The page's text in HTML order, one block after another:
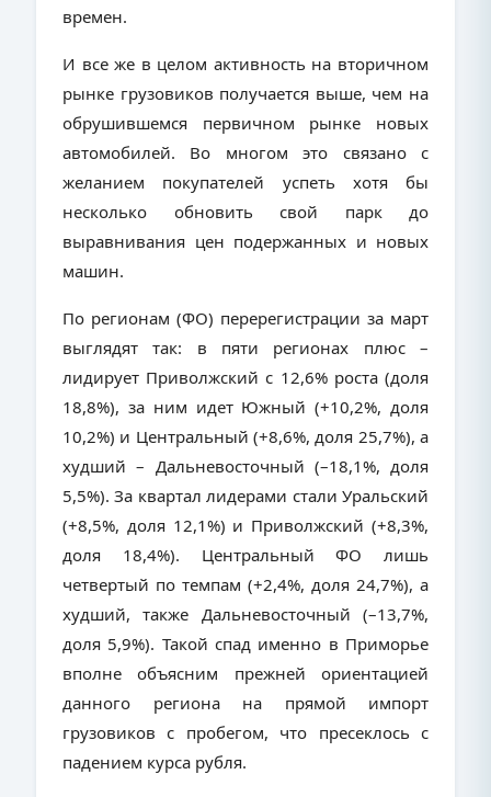
времен.
И все же в целом активность на вторичном
рынке грузовиков получается выше, чем на
обрушившемся первичном рынке новых
автомобилей. Во многом это связано с
желанием покупателей успеть хотя бы
несколько обновить свой парк до
выравнивания цен подержанных и новых
машин.
По регионам (ФО) перерегистрации за март
выглядят так: в пяти регионах плюс –
лидирует Приволжский с 12,6% роста (доля
18,8%), за ним идет Южный (+10,2%, доля
10,2%) и Центральный (+8,6%, доля 25,7%), а
худший – Дальневосточный (–18,1%, доля
5,5%). За квартал лидерами стали Уральский
(+8,5%, доля 12,1%) и Приволжский (+8,3%,
доля 18,4%). Центральный ФО лишь
четвертый по темпам (+2,4%, доля 24,7%), а
худший, также Дальневосточный (–13,7%,
доля 5,9%). Такой спад именно в Приморье
вполне объясним прежней ориентацией
данного региона на прямой импорт
грузовиков с пробегом, что пресеклось с
падением курса рубля.